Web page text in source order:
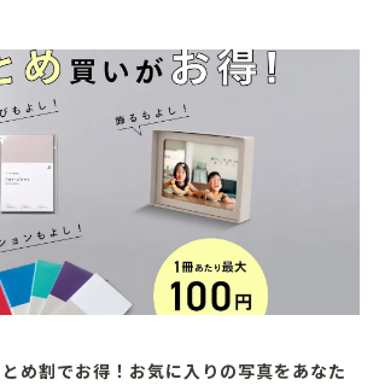
め割でお得！お気に入りの写真をあなた